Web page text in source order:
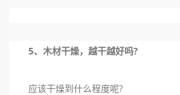
5、木材干燥，越干越好吗?
应该干燥到什么程度呢?